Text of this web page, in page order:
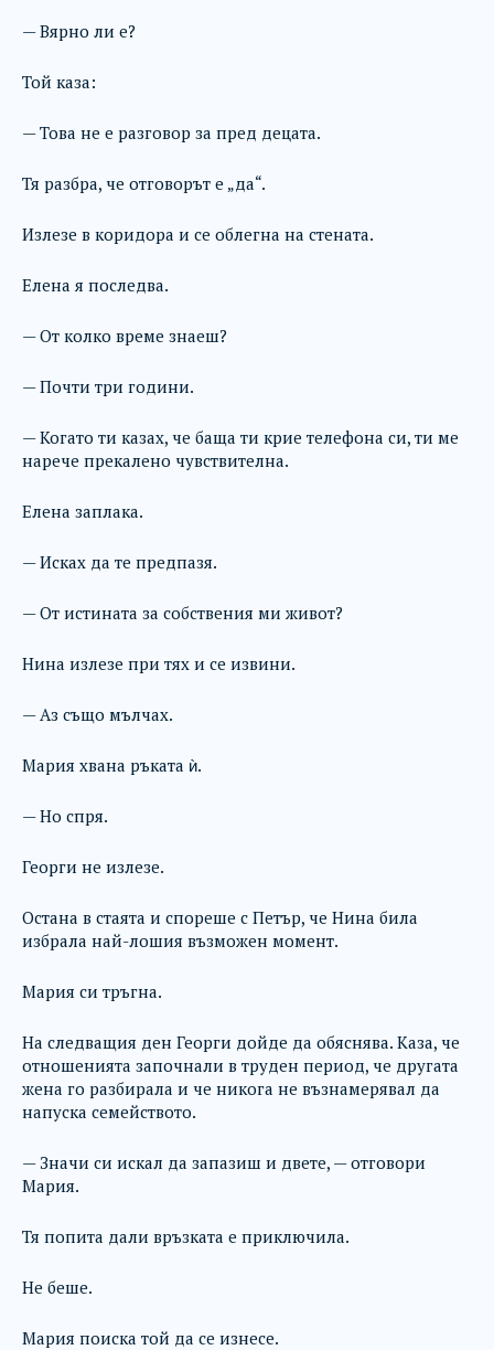
— Вярно ли е?
Той каза:
— Това не е разговор за пред децата.
Тя разбра, че отговорът е „да“.
Излезе в коридора и се облегна на стената.
Елена я последва.
— От колко време знаеш?
— Почти три години.
— Когато ти казах, че баща ти крие телефона си, ти ме
нарече прекалено чувствителна.
Елена заплака.
— Исках да те предпазя.
— От истината за собствения ми живот?
Нина излезе при тях и се извини.
— Аз също мълчах.
Мария хвана ръката ѝ.
— Но спря.
Георги не излезе.
Остана в стаята и спореше с Петър, че Нина била
избрала най-лошия възможен момент.
Мария си тръгна.
На следващия ден Георги дойде да обяснява. Каза, че
отношенията започнали в труден период, че другата
жена го разбирала и че никога не възнамерявал да
напуска семейството.
— Значи си искал да запазиш и двете, — отговори
Мария.
Тя попита дали връзката е приключила.
Не беше.
Мария поиска той да се изнесе.